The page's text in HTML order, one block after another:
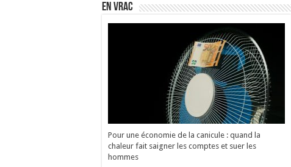
EN VRAC
Pour une économie de la canicule : quand la
chaleur fait saigner les comptes et suer les
hommes